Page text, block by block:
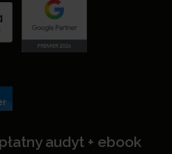
audyt + ebook